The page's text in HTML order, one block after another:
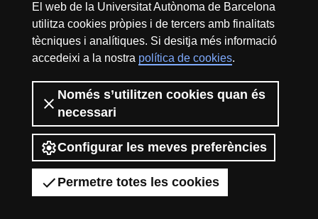
El web de la Universitat Autònoma de Barcelona
utilitza cookies pròpies i de tercers amb finalitats
tècniques i analítiques. Si desitja més informació
accedeixi a la nostra política de cookies.
Només s’utilitzen cookies quan és
necessari
Configurar les meves preferències
Permetre totes les cookies
HR
in
Sobre el web Accessibilitat web Avís Legal
Política de
privacitat
construcció d’una universitat més solidària i més compromesa amb la
realitat social, mitjançant la promoció de la participació voluntària de la
comunitat universitària com a instrument per a la integració de col·lectius
en risc d’exclusió.